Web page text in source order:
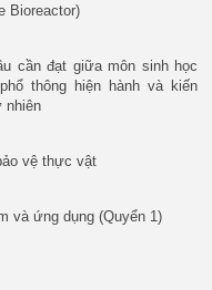
Bioreactor)
cần đạt giữa môn sinh học
thông hiện hành và kiến
nhiên
vệ thực vật
và ứng dụng (Quyển 1)